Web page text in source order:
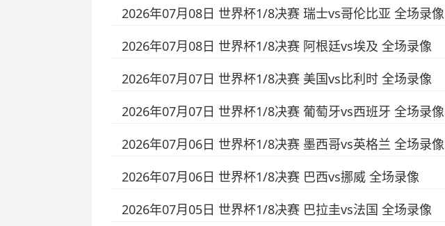
2026年07月08日 世界杯1/8决赛 瑞士vs哥伦比亚 全场录像
2026年07月08日 世界杯1/8决赛 阿根廷vs埃及 全场录像
2026年07月07日 世界杯1/8决赛 美国vs比利时 全场录像
2026年07月07日 世界杯1/8决赛 葡萄牙vs西班牙 全场录像
2026年07月06日 世界杯1/8决赛 墨西哥vs英格兰 全场录像
2026年07月06日 世界杯1/8决赛 巴西vs挪威 全场录像
2026年07月05日 世界杯1/8决赛 巴拉圭vs法国 全场录像